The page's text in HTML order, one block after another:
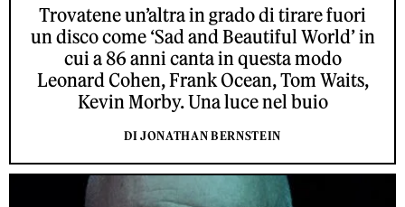
Trovatene un’altra in grado di tirare fuori
un disco come ‘Sad and Beautiful World’ in
cui a 86 anni canta in questa modo
Leonard Cohen, Frank Ocean, Tom Waits,
Kevin Morby. Una luce nel buio
DI JONATHAN BERNSTEIN